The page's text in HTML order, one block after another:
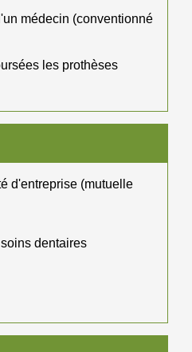
médecin (conventionné
les prothèses
d'entreprise (mutuelle
dentaires